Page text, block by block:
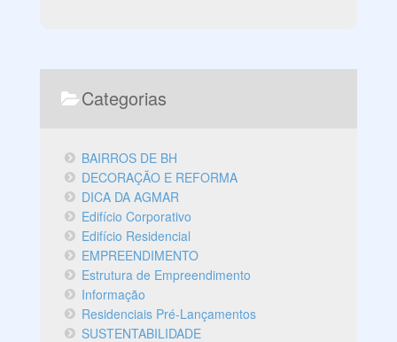
Categorias
BAIRROS DE BH
DECORAÇÃO E REFORMA
DICA DA AGMAR
Edifício Corporativo
Edifício Residencial
EMPREENDIMENTO
Estrutura de Empreendimento
Informação
Residenciais Pré-Lançamentos
SUSTENTABILIDADE